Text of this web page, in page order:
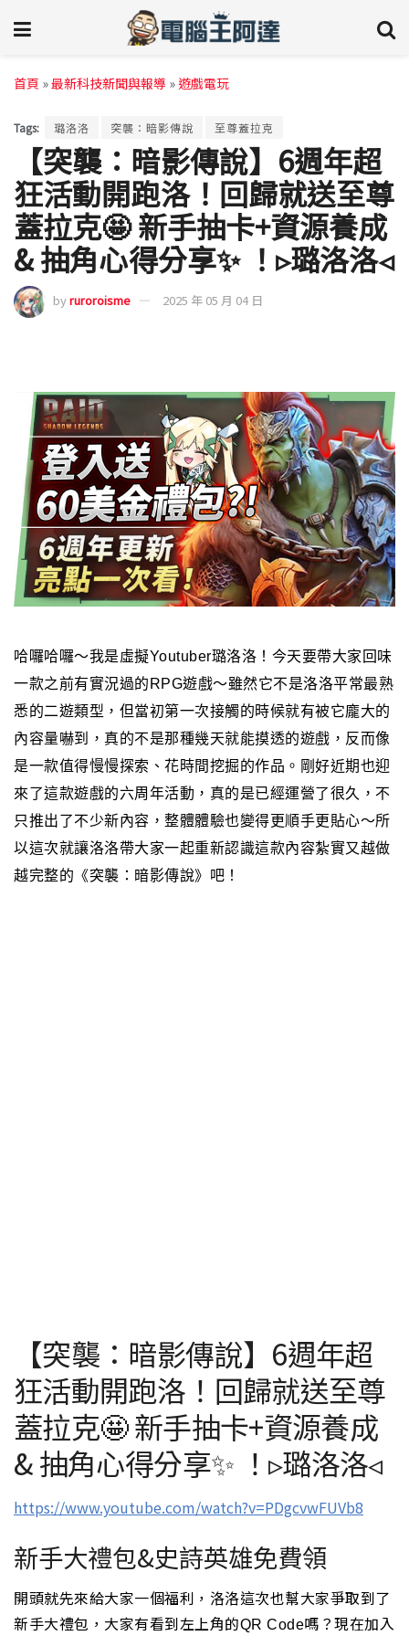
首頁 »最新科技新聞與報導 »遊戲電玩
Tags: 璐洛洛 突襲：暗影傳說 至尊蓋拉克
【突襲：暗影傳說】6週年超
狂活動開跑洛！回歸就送至尊
蓋拉克🤩 新手抽卡+資源養成
& 抽角心得分享✨ ！▹璐洛洛◃
byruroroisme 2025 年 05 月 04 日
哈囉哈囉～我是虛擬Youtuber璐洛洛！ 今天要帶大家回味
一款之前有實況過的RPG遊戲～雖然它不是洛洛平常最熟
悉的二遊類型，但當初第一次接觸的時候就有被它龐大的
內容量嚇到，真的不是那種幾天就能摸透的遊戲，反而像
是一款值得慢慢探索、花時間挖掘的作品。 剛好近期也迎
來了這款遊戲的六周年活動，真的是已經運營了很久，不
只推出了不少新內容，整體體驗也變得更順手更貼心～所
以這次就讓洛洛帶大家一起重新認識這款內容紮實又越做
越完整的《突襲：暗影傳說》吧！
【突襲：暗影傳說】6週年超
狂活動開跑洛！回歸就送至尊
蓋拉克🤩 新手抽卡+資源養成
& 抽角心得分享✨ ！▹璐洛洛◃
https://www.youtube.com/watch?v=PDgcvwFUVb8
新手大禮包&史詩英雄免費領
開頭就先來給大家一個福利，洛洛這次也幫大家爭取到了
新手大禮包， 大家有看到左上角的QR Code嗎？現在加入